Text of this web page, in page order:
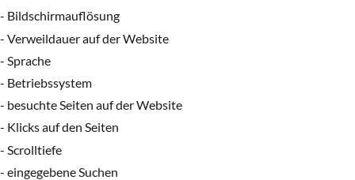
- Bildschirmauflösung
- Verweildauer auf der Website
- Sprache
- Betriebssystem
- besuchte Seiten auf der Website
- Klicks auf den Seiten
- Scrolltiefe
- eingegebene Suchen